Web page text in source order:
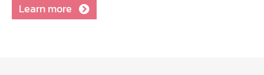
Learn more